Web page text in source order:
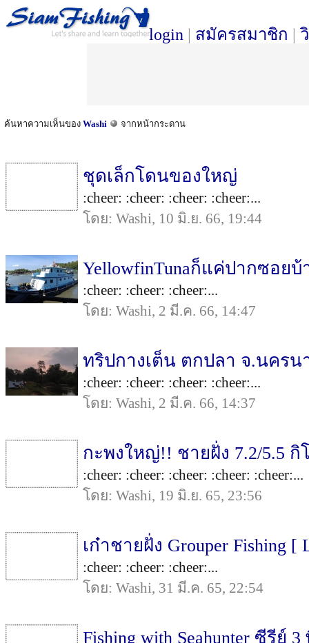
login | สมัครสมาชิก |
ค้นหาความเห็นของ Washi จากหน้ากระดาน
ชุดเล็กโดนของใหญ่
:cheer: :cheer: :cheer: :cheer:...
โดย: Washi, 10 มิ.ย. 66, 19:44
YellowfinTunaก็แค่ปากซอยบ้
:cheer: :cheer: :cheer:...
โดย: Washi, 2 มี.ค. 66, 14:47
ทริปกางเต็น ตกปลา จ.นครน
:cheer: :cheer: :cheer: :cheer:...
โดย: Washi, 2 มี.ค. 66, 14:37
กะพงใหญ่!! ชายฝั่ง 7.2/5.5 กิ
:cheer: :cheer: :cheer: :cheer: :cheer:...
โดย: Washi, 19 มิ.ย. 65, 23:56
เก๋าชายฝั่ง Grouper Fishing
:cheer: :cheer: :cheer:...
โดย: Washi, 31 มี.ค. 65, 22:54
Fishing with Seahunter ซีรี